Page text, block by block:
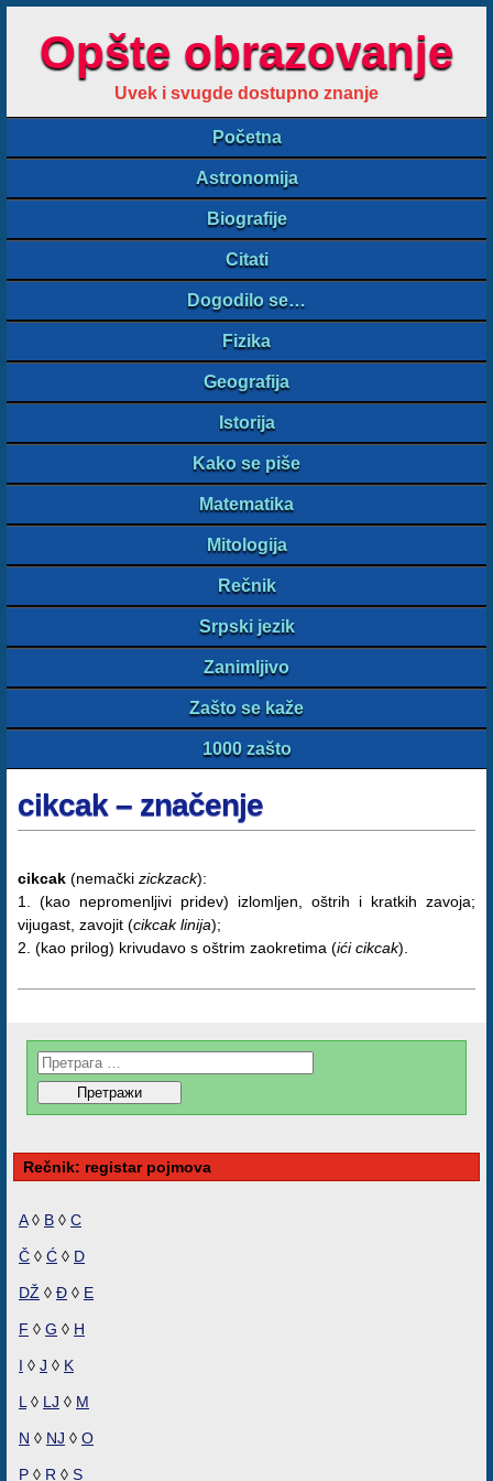
Opšte obrazovanje
Uvek i svugde dostupno znanje
Početna
Astronomija
Biografije
Citati
Dogodilo se…
Fizika
Geografija
Istorija
Kako se piše
Matematika
Mitologija
Rečnik
Srpski jezik
Zanimljivo
Zašto se kaže
1000 zašto
cikcak – značenje
cikcak (nemački zickzack):
1. (kao nepromenljivi pridev) izlomljen, oštrih i kratkih zavoja;
vijugast, zavojit (cikcak linija);
2. (kao prilog) krivudavo s oštrim zaokretima (ići cikcak).
Rečnik: registar pojmova
A◊ B ◊ C
Č ◊ Ć ◊ D
DŽ ◊ Đ ◊ E
F ◊ G ◊ H
I ◊ J ◊ K
L ◊ LJ ◊ M
N ◊ NJ ◊ O
P ◊ R ◊ S